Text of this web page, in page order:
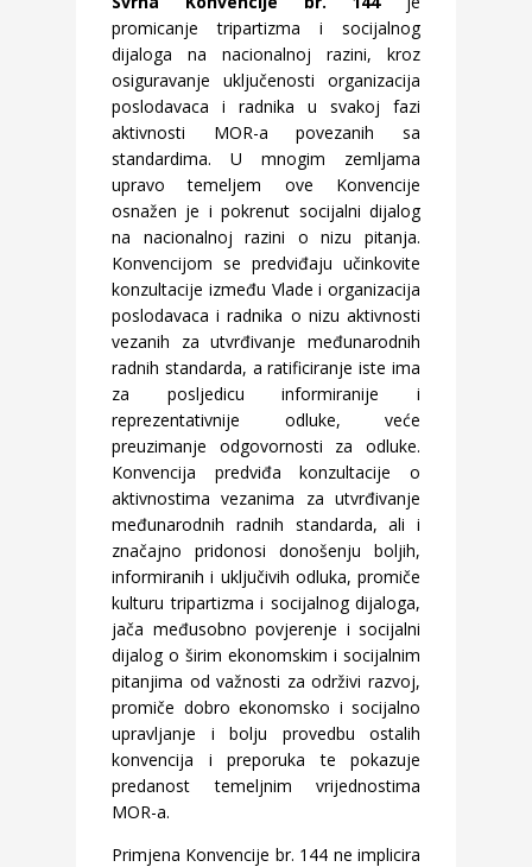
promicanje tripartizma i socijalnog
dijaloga na nacionalnoj razini, kroz
osiguravanje uključenosti organizacija
poslodavaca i radnika u svakoj fazi
aktivnosti MOR-a povezanih sa
standardima. U mnogim zemljama
upravo temeljem ove Konvencije
osnažen je i pokrenut socijalni dijalog
na nacionalnoj razini o nizu pitanja.
Konvencijom se predviđaju učinkovite
konzultacije između Vlade i organizacija
poslodavaca i radnika o nizu aktivnosti
vezanih za utvrđivanje međunarodnih
radnih standarda, a ratificiranje iste ima
za posljedicu informiranije i
reprezentativnije odluke, veće
preuzimanje odgovornosti za odluke.
Konvencija predviđa konzultacije o
aktivnostima vezanima za utvrđivanje
međunarodnih radnih standarda, ali i
značajno pridonosi donošenju boljih,
informiranih i uključivih odluka, promiče
kulturu tripartizma i socijalnog dijaloga,
jača međusobno povjerenje i socijalni
dijalog o širim ekonomskim i socijalnim
pitanjima od važnosti za održivi razvoj,
promiče dobro ekonomsko i socijalno
upravljanje i bolju provedbu ostalih
konvencija i preporuka te pokazuje
predanost temeljnim vrijednostima
MOR-a.
Primjena Konvencije br. 144 ne implicira